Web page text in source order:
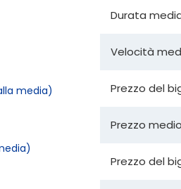
media)
Durata
Velocità
Prezzo del
Prezzo
Prezzo del